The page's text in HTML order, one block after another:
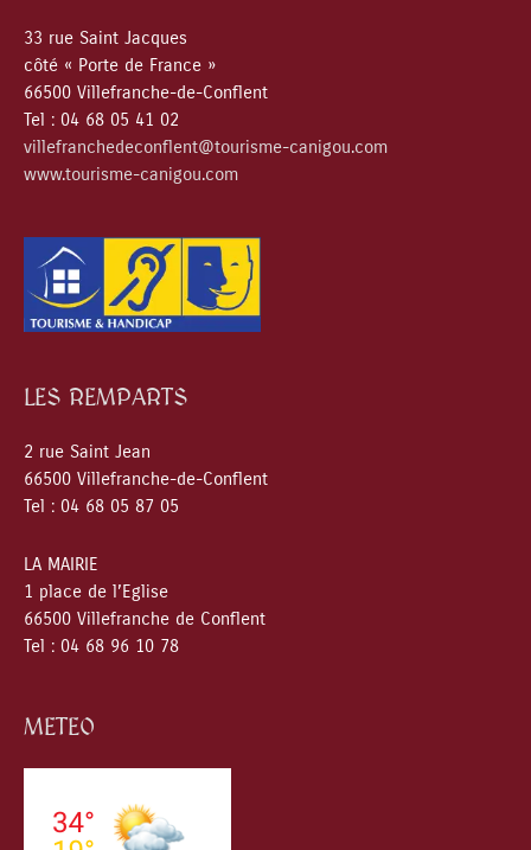
33 rue Saint Jacques
côté « Porte de France »
66500 Villefranche-de-Conflent
Tel : 04 68 05 41 02
villefranchedeconflent@tourisme-canigou.com
www.tourisme-canigou.com
LES REMPARTS
2 rue Saint Jean
66500 Villefranche-de-Conflent
Tel : 04 68 05 87 05
LA MAIRIE
1 place de l’Eglise
66500 Villefranche de Conflent
Tel : 04 68 96 10 78
METEO